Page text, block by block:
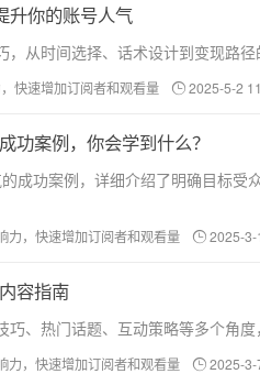
升你的账号人气
，从时间选择、话术设计到变现路
快速增加订阅者和观看量 2025-5-2
功案例，你会学到什么？
成功案例，详细介绍了明确目标受
力，快速增加订阅者和观看量 2025-3-
容指南
、热门话题、互动策略等多个角
力，快速增加订阅者和观看量 2025-3-